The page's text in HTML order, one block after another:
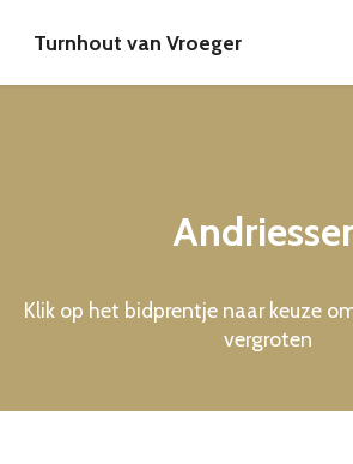
Turnhout van Vroeger
Klik op het bidprentje naar keuze
vergroten